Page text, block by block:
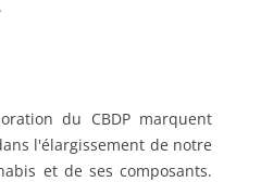
du CBDP marquent
l'élargissement de notre
et de ses composants.